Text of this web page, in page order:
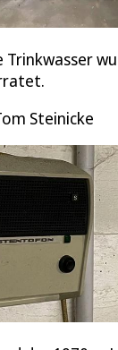
Trinkwasser
Steinicke